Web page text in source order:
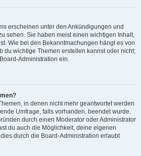
erscheinen unter den Ankündigungen und
sehen. Sie haben meist einen wichtigen Inhalt,
Wie bei den Bekanntmachungen hängt es von
du wichtige Themen erstellen kannst oder nicht;
Administration ein.
in denen nicht mehr geantwortet werden
Umfrage, falls vorhanden, beendet wurde.
durch einen Moderator oder Administrator
du auch die Möglichkeit, deine eigenen
durch die Board-Administration erlaubt